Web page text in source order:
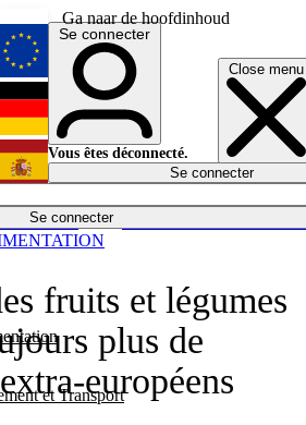
Ga naar de hoofdinhoud
Close menu
Se connecter
et Transport
Économie
English
Deutsch
Español
Se connecter
Vous êtes déconnecté.
Se connecter
fruits et légumes
plus de
européens